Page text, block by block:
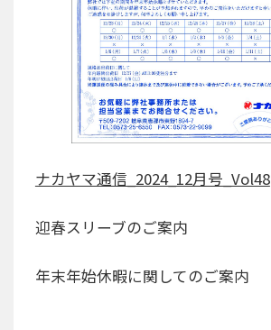
ナカヤマ通信_2024_12月号_Vol48
迎春スリーブのご案内
年末年始休暇に関してのご案内